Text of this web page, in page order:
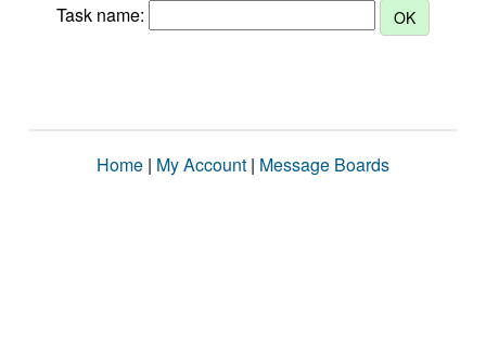
Task name:
Home | My Account | Message Boards